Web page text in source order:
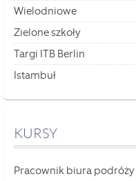
Wielodniowe
Zielone szkoły
Targi ITB Berlin
Istambuł
KURSY
Pracownik biura podróży